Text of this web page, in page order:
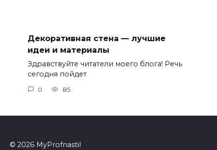
Декоративная стена — лучшие
идеи и материалы
Здравствуйте читатели моего блога! Речь
сегодня пойдет
0 85
© 2026 MyProfnastil